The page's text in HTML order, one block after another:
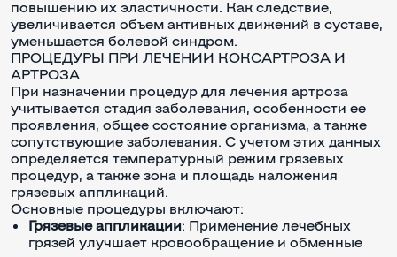
повышению их эластичности. Как следствие,
увеличивается объем активных движений в суставе,
уменьшается болевой синдром.
ПРОЦЕДУРЫ ПРИ ЛЕЧЕНИИ КОКСАРТРОЗА И
АРТРОЗА
При назначении процедур для лечения артроза
учитывается стадия заболевания, особенности ее
проявления, общее состояние организма, а также
сопутствующие заболевания. С учетом этих данных
определяется температурный режим грязевых
процедур, а также зона и площадь наложения
грязевых аппликаций.
Основные процедуры включают:
Грязевые аппликации: Применение лечебных
грязей улучшает кровообращение и обменные